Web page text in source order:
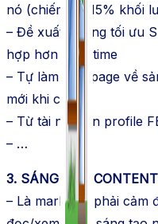
nó (chiếm 10-15% khối
– Đề xuất hướng tối ưu
hợp hơn theo time
– Tự làm sale page về
mới khi cần
– Từ tài nguyên profile
– …
3. SÁNG TẠO
– Là marketer phải cảm